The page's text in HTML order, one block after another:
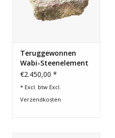
Teruggewonnen
Wabi-Steenelement
€2.450,00 *
* Excl. btw Excl.
Verzendkosten